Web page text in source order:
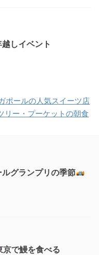
しイベント
ールの人気スイーツ店
リー・プーケットの朝食
グランプリの季節
京で鰻を食べる